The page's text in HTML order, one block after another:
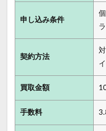
申し込み条件
契約方法
買取金額
手数料